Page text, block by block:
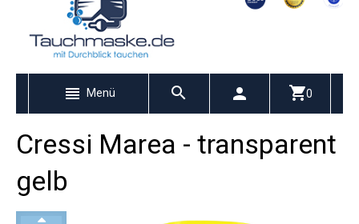
Menü 0
Cressi Marea - transparent
gelb